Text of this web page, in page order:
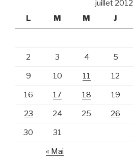
juillet 2012
L
M M J
2 3 4 5
9 10 11 12
16 17 18 19
23 24 25 26
30 31
« Mai